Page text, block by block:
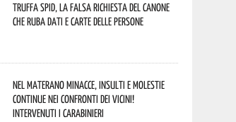
Truffa Spid, la falsa richiesta del canone
che ruba dati e carte delle persone
Nel materano minacce, insulti e molestie
continue nei confronti dei vicini!
Intervenuti i Carabinieri